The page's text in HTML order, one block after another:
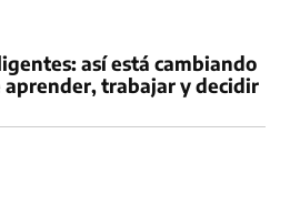
así está cambiando
trabajar y decidir